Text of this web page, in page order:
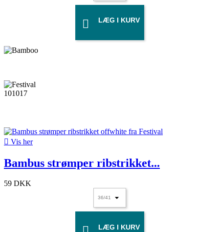
 LÆG I KURV
 Vis her
Bambus strømper ribstrikket...
59 DKK
LÆG I KURV